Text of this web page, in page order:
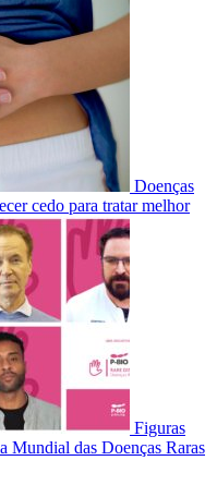
Doenças
cedo para tratar melhor
Figuras
Mundial das Doenças Raras